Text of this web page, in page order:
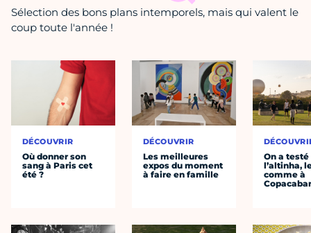
Sélection des bons plans intemporels, mais qui valent le
coup toute l'année !
DÉCOUVRIR
Où donner son
sang à Paris cet
été ?
DÉCOUVRIR
Les meilleures
expos du moment
à faire en famille
On a testé
l’altinha,
comme à